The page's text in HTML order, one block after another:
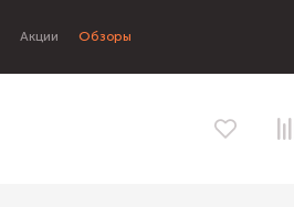
Акции Обзоры